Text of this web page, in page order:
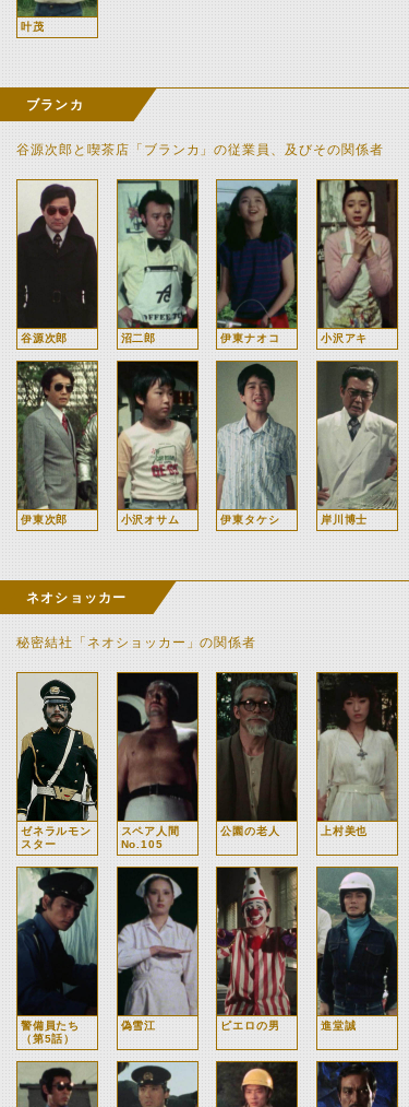
叶茂
ブランカ
谷源次郎と喫茶店「ブランカ」の従業員、及びその関係者
谷源次郎 沼二郎 伊東ナオコ 小沢アキ
伊東次郎 小沢オサム 伊東タケシ 岸川博士
ネオショッカー
秘密結社「ネオショッカー」の関係者
ゼネラルモン
スター
スペア人間
No.105
公園の老人 上村美也
警備員たち
（第5話）
偽雪江 ピエロの男 進堂誠